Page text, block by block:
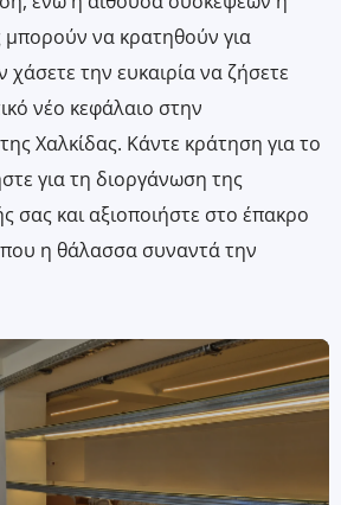
να κρατηθούν για
χάσετε την ευκαιρία να ζήσετε
νέο κεφάλαιο στην
Χαλκίδας. Κάντε κράτηση για το
για τη διοργάνωση της
σας και αξιοποιήστε στο έπακρο
η θάλασσα συναντά την